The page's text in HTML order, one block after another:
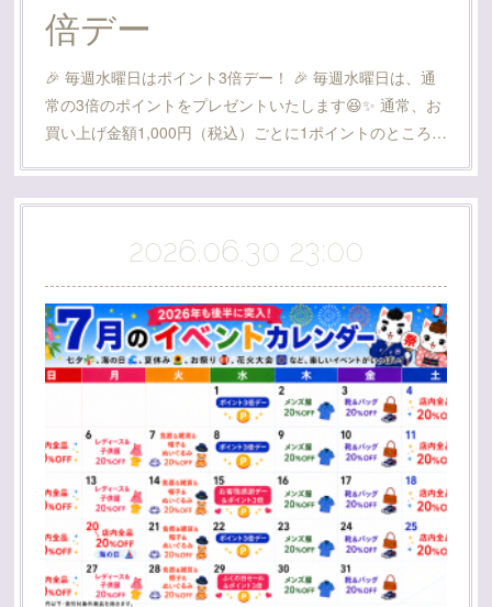
倍デー
🎉 毎週水曜日はポイント3倍デー！ 🎉 毎週水曜日は、通
常の3倍のポイントをプレゼントいたします😆✨ 通常、お
買い上げ金額1,000円（税込）ごとに1ポイントのところ…
2026.06.30 23:00